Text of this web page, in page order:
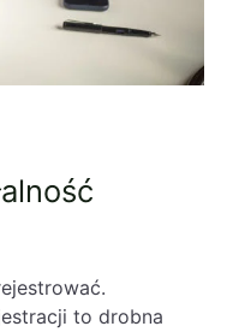
to drobna